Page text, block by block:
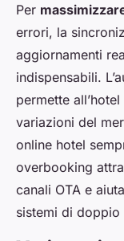
Per
errori, la
aggiornamenti
indispensabili.
permette
variazioni del
online hotel
overbooking
canali OTA e
sistemi di